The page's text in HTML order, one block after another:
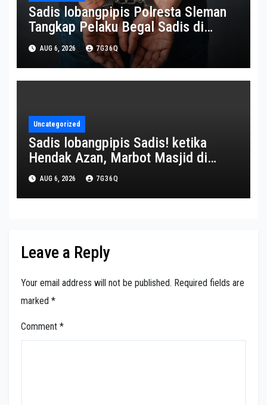
Sadis lobangpipis Polresta Sleman
Tangkap Pelaku Begal Sadis di
Pakem
AUG 6, 2026 7G36Q
Uncategorized
Sadis lobangpipis Sadis! ketika
Hendak Azan, Marbot Masjid di
Purwakarta Tewas Dibacok
Tetangganya – BicaraIndonesia.net
AUG 6, 2026 7G36Q
Leave a Reply
Your email address will not be published. Required fields are
marked *
Comment *